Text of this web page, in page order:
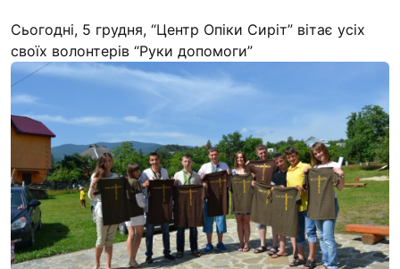
одна родина
Чемпіонат з міні-
Як допомогти
Ми помолимося
З рук в руки
Підтримати сім’ю
Юричко
Сьогодні, 5 грудня, “Центр Опіки Сиріт” вітає усіх
своїх волонтерів “Руки допомоги”